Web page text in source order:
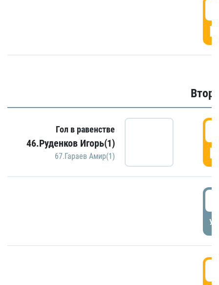
Гол в равенстве
46.Руденков Игорь(1)
67.Гараев Амир(1)